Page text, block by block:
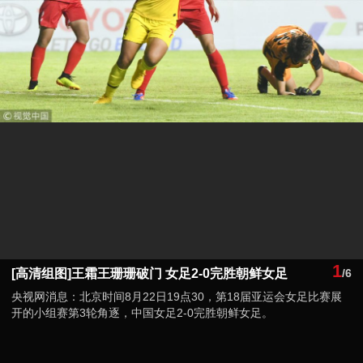
[高清组图]王霜王珊珊破门 女足2-0完胜朝鲜女足 1/6
央视网消息：北京时间8月22日19点30，第18届亚运会女足比赛展
开的小组赛第3轮角逐，中国女足2-0完胜朝鲜女足。